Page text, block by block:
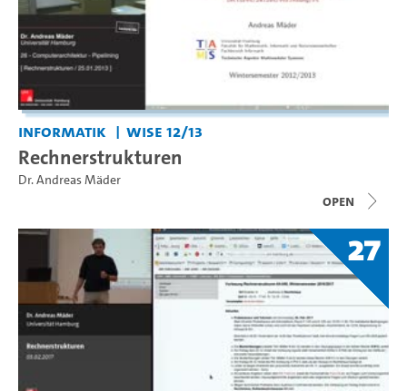
Informatik WiSe 12/13
Rechnerstrukturen
Dr. Andreas Mäder
open
27